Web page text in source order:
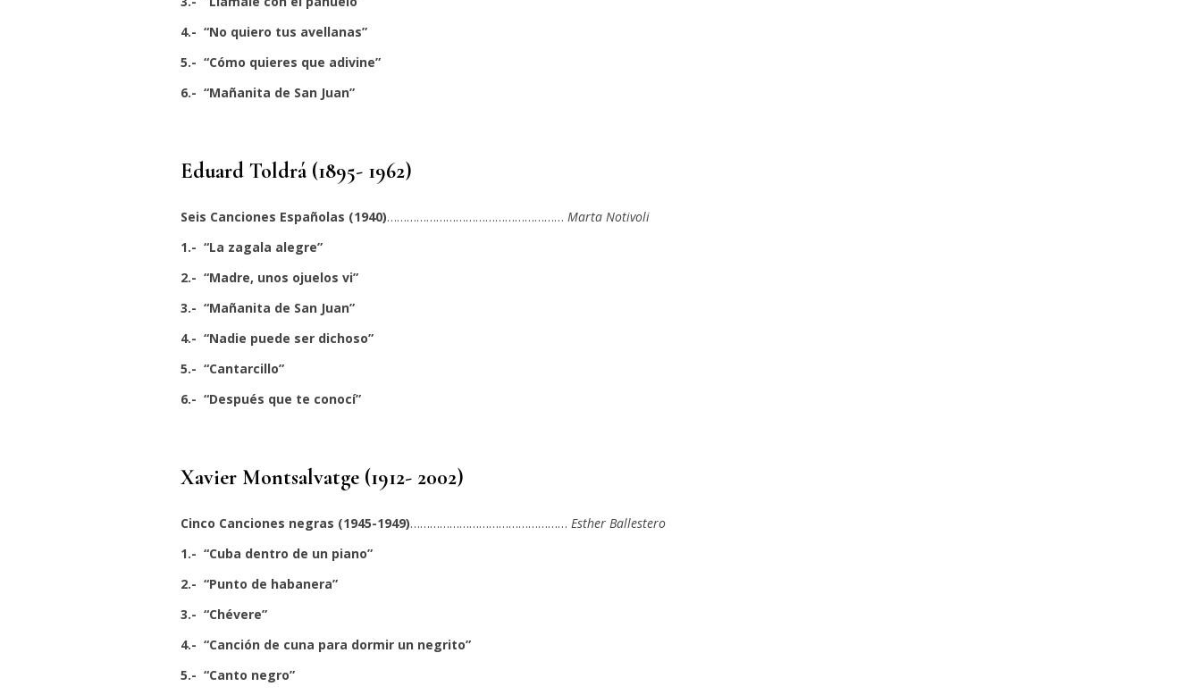
4.- “No quiero tus avellanas”
5.- “Cómo quieres que adivine”
6.- “Mañanita de San Juan”
Eduard Toldrá (1895- 1962)
Seis Canciones Españolas (1940)……………………………………………… Marta Notivoli
1.- “La zagala alegre”
2.- “Madre, unos ojuelos vi”
3.- “Mañanita de San Juan”
4.- “Nadie puede ser dichoso”
5.- “Cantarcillo”
6.- “Después que te conocí”
Xavier Montsalvatge (1912- 2002)
Cinco Canciones negras (1945-1949)………………………………………… Esther Ballestero
1.- “Cuba dentro de un piano”
2.- “Punto de habanera”
3.- “Chévere”
4.- “Canción de cuna para dormir un negrito”
5.- “Canto negro”